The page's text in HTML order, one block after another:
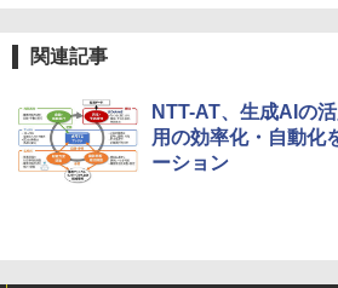
関連記事
NTT-AT、生成AIの
用の効率化・自動化
ーション